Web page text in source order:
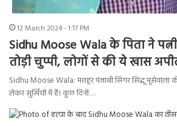
12 March 2024 - 1:17 PM
Sidhu Moose Wala के पिता ने पत्नी
तोड़ी चुप्पी, लोगों से की ये खास
Sidhu Moose Wala: मशहूर पंजाबी सिंगर सिद्धू मूसेवाला
लेकर सुर्खियों में हैं। कुछ दिनों…